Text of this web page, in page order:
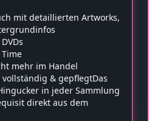
mit detaillierten Artworks,
mehr im Handel
& gepflegtDas
in jeder Sammlung
direkt aus dem